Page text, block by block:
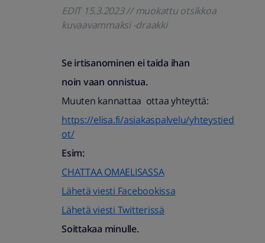
EDIT 15.3.2023 // muokattu otsikkoa
kuvaavammaksi -draakki
Se irtisanominen ei taida ihan
noin vaan onnistua.
Muuten kannattaa ottaa yhteyttä:
https://elisa.fi/asiakaspalvelu/yhteystied
ot/
Esim:
CHATTAA OMAELISASSA​
Lähetä viesti Facebookissa
Lähetä viesti Twitterissä
Soittakaa minulle.